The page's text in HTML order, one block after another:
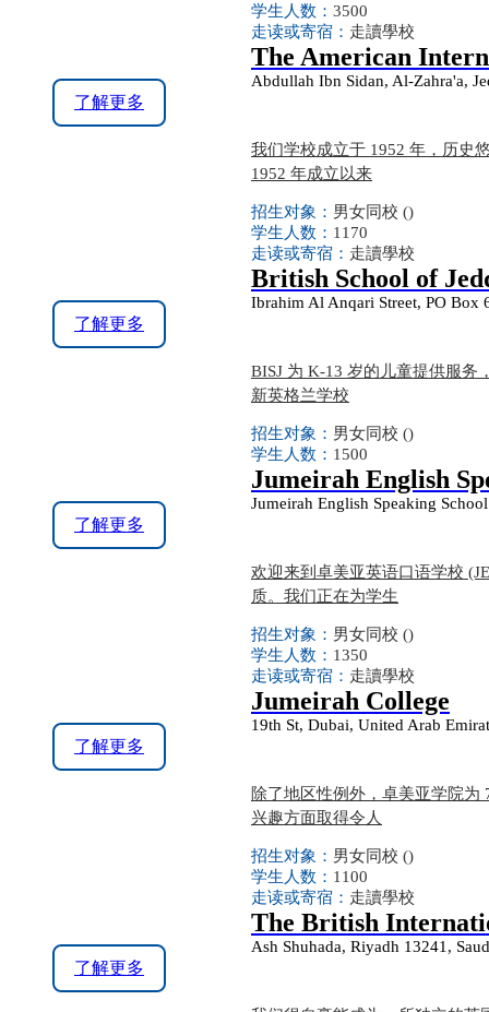
学生人数： 3500
走读或寄宿： 走讀學校
了解更多
The American
Abdullah Ibn Sidan, Al-Zahra'a,
我们学校成立于 1952 年，历史
1952 年成立以来
招生对象： 男女同校 ()
学生人数： 1170
走读或寄宿： 走讀學校
了解更多
British School of
Ibrahim Al Anqari Street, PO Box
BISJ 为 K-13 岁的儿童提供服务
新英格兰学校
招生对象： 男女同校 ()
学生人数： 1500
了解更多
Jumeirah English
Jumeirah English Speaking
欢迎来到卓美亚英语口语学校
质。我们正在为学生
招生对象： 男女同校 ()
学生人数： 1350
走读或寄宿： 走讀學校
了解更多
Jumeirah College
19th St, Dubai, United Arab
除了地区性例外，卓美亚学院
兴趣方面取得令人
招生对象： 男女同校 ()
学生人数： 1100
走读或寄宿： 走讀學校
了解更多
The British
Ash Shuhada, Riyadh 13241,